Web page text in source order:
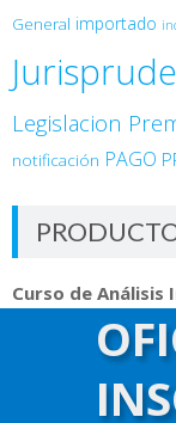
General importado
Legislacion
notificación PAGO
Curso de
14,800.00